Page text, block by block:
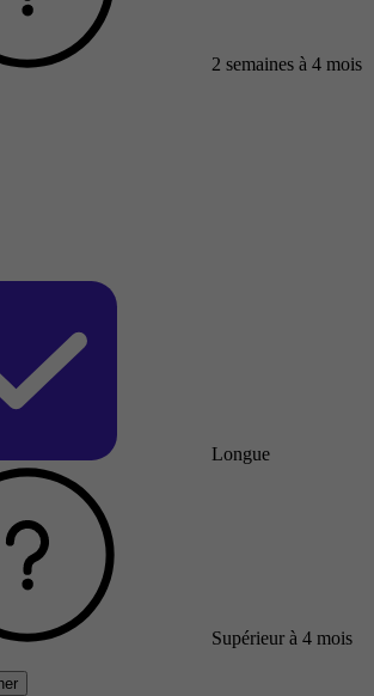
2 semaines à 4 mois
Longue
Supérieur à 4 mois